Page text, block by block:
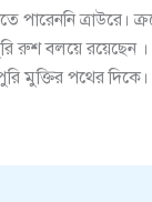
ত্রাউরে।
রুশ বলয়ে রয়েছেন
মুক্তির পথের দিকে।